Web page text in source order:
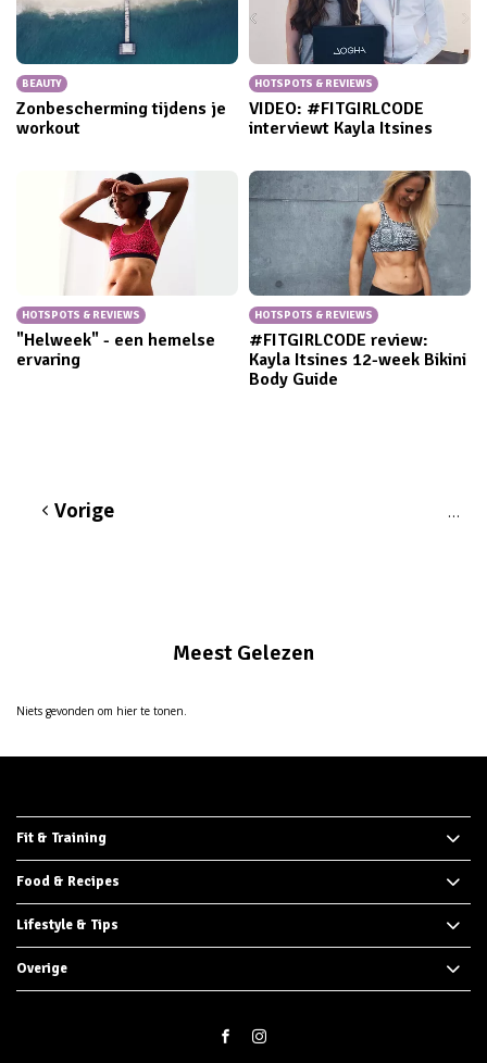
BEAUTY
Zonbescherming tijdens je
workout
HOTSPOTS & REVIEWS
VIDEO: #FITGIRLCODE
interviewt Kayla Itsines
HOTSPOTS & REVIEWS
"Helweek" - een hemelse
ervaring
HOTSPOTS & REVIEWS
#FITGIRLCODE review:
Kayla Itsines 12-week Bikini
Body Guide
Vorige …
Meest Gelezen
Niets gevonden om hier te tonen.
Fit & Training
Food & Recipes
Lifestyle & Tips
Overige